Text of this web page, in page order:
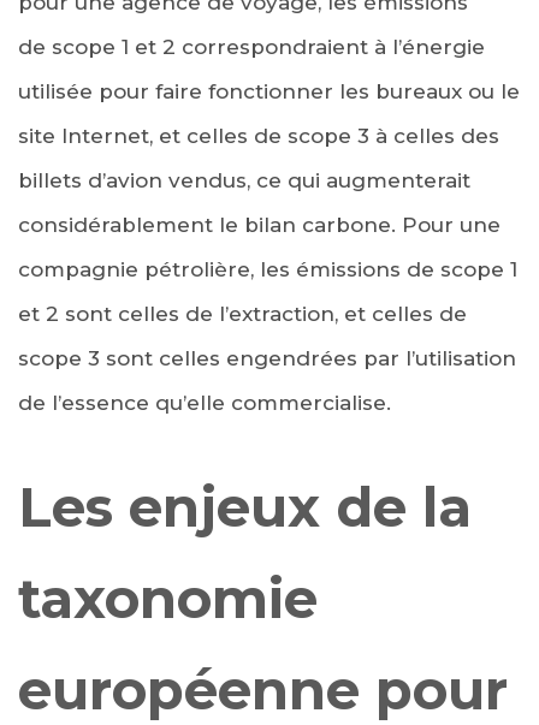
de scope 1 et 2 correspondraient à l’énergie
utilisée pour faire fonctionner les bureaux ou le
site Internet, et celles de scope 3 à celles des
billets d’avion vendus, ce qui augmenterait
considérablement le bilan carbone. Pour une
compagnie pétrolière, les émissions de scope 1
et 2 sont celles de l’extraction, et celles de
scope 3 sont celles engendrées par l’utilisation
de l’essence qu’elle commercialise.
Les enjeux de la
taxonomie
européenne pour